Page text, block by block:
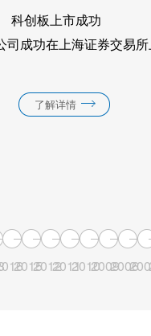
科创板上市成功
司成功在上海证券交易
了解详情
201520122011201020092006